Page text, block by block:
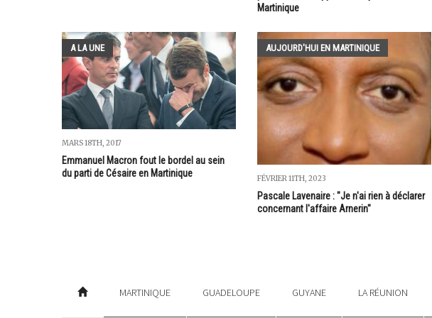
Martinique
A LA UNE
MARS 18TH, 2017
Emmanuel Macron fout le bordel au sein
du parti de Césaire en Martinique
AUJOURD'HUI EN MARTINIQUE
FÉVRIER 11TH, 2023
Pascale Lavenaire : "Je n'ai rien à déclarer
concernant l'affaire Arnerin"
MARTINIQUE GUADELOUPE GUYANE LA RÉUNION